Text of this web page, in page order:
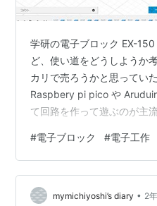
学研の電子ブロック EX-
ど、使い道をどうしようか
カリで売ろうかと思ってい
Raspbery pi pico や
て回路を作って遊ぶのが主
↓ のようなFMモジュール
作れたりするのになと思っ
レッドボードに穴を開けて
て入らない・・ うーん。ブ
#電子ブロック #電子工作
mymichiyoshi’s diary • 2